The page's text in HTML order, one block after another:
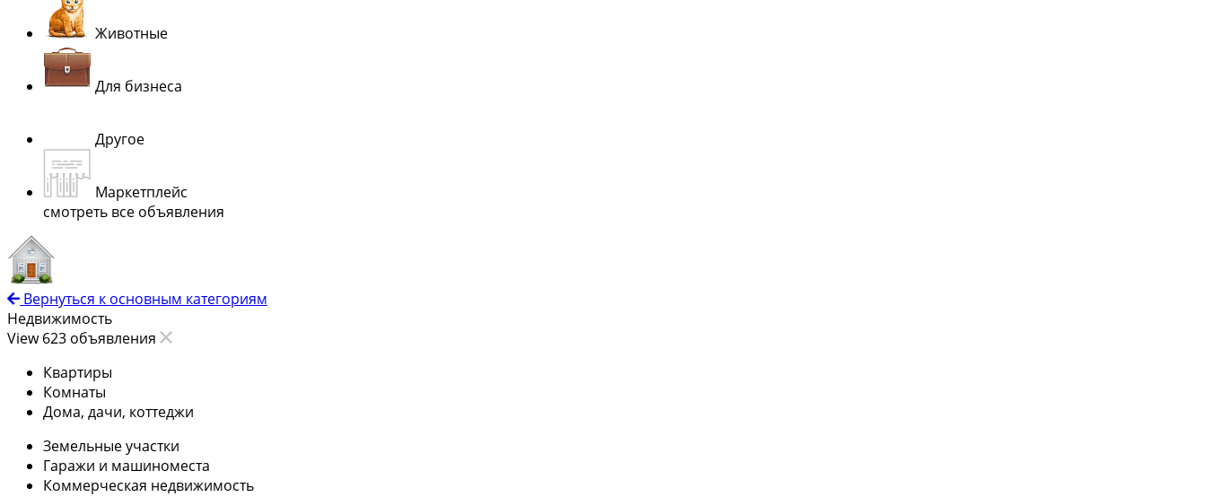
Животные
Для бизнеса
Другое
Маркетплейс
смотреть все объявления
Вернуться к основным категориям
Недвижимость
View 623 объявления
Квартиры
Комнаты
Дома, дачи, коттеджи
Земельные участки
Гаражи и машиноместа
Коммерческая недвижимость